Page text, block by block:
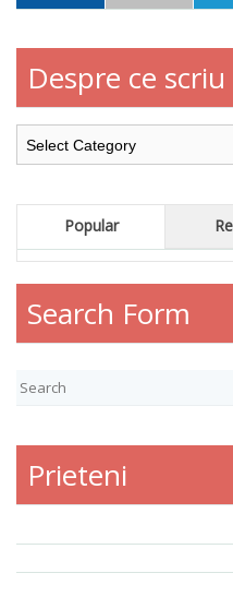
l
Despre ce scriu
Popular
Search Form
Prieteni